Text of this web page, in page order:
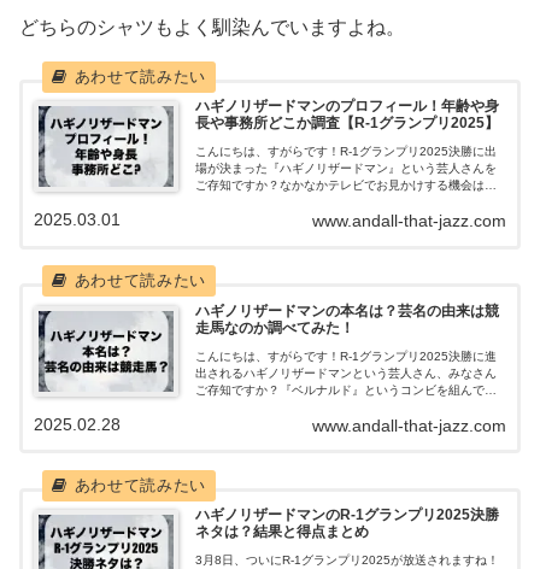
どちらのシャツもよく馴染んでいますよね。
ハギノリザードマンのプロフィール！年齢や身
長や事務所どこか調査【R-1グランプリ2025】
こんにちは、すがらです！R-1グランプリ2025決勝に出
場が決まった『ハギノリザードマン』という芸人さんを
ご存知ですか？なかなかテレビでお見かけする機会は今
リ2025を通して、より注目が...www.andall-that-jazz.com
2025.03.01
ハギノリザードマンの本名は？芸名の由来は競
走馬なのか調べてみた！
こんにちは、すがらです！R-1グランプリ2025決勝に進
出されるハギノリザードマンという芸人さん、みなさん
ご存知ですか？『ベルナルド』というコンビを組んでお
マネ大会では優勝するほどの実力者な...www.andall-that-jazz.com
2025.02.28
ハギノリザードマンのR-1グランプリ2025決勝
ネタは？結果と得点まとめ
3月8日、ついにR-1グランプリ2025が放送されますね！